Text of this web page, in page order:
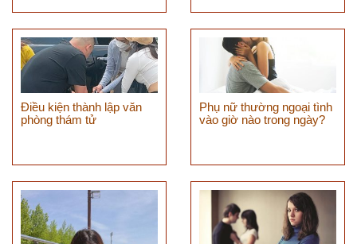
Điều kiện thành lập văn
phòng thám tử
Phụ nữ thường ngoại tình
vào giờ nào trong ngày?